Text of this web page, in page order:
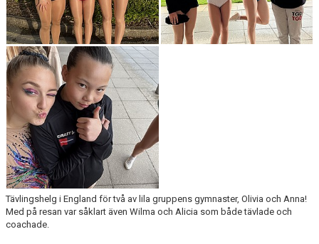
Tävlingshelg i England för två av lila gruppens gymnaster, Olivia och Anna!
Med på resan var såklart även Wilma och Alicia som både tävlade och
coachade.